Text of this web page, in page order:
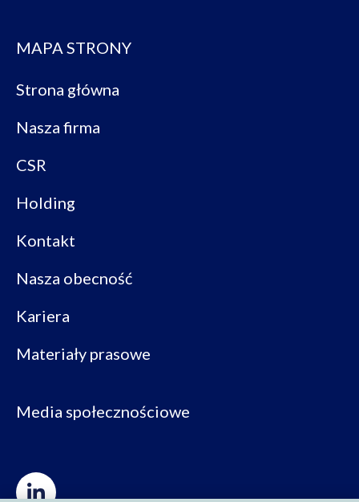
MAPA STRONY
Strona główna
Nasza firma
CSR
Holding
Kontakt
Nasza obecność
Kariera
Materiały prasowe
Media społecznościowe